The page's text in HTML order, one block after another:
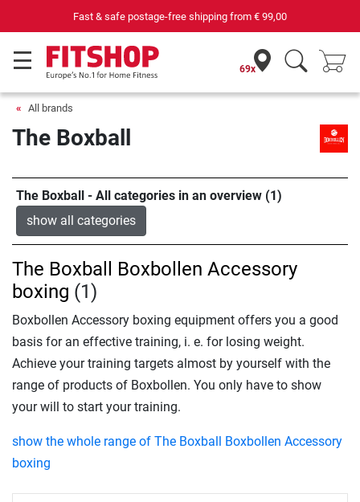
Fast & safe postage-free shipping from € 99,00
69x
All brands
The Boxball
The Boxball - All categories in an overview (1)
show all categories
The Boxball Boxbollen Accessory
boxing (1)
Boxbollen Accessory boxing equipment offers you a good
basis for an effective training, i. e. for losing weight.
Achieve your training targets almost by yourself with the
range of products of Boxbollen. You only have to show
your will to start your training.
show the whole range of The Boxball Boxbollen Accessory
boxing